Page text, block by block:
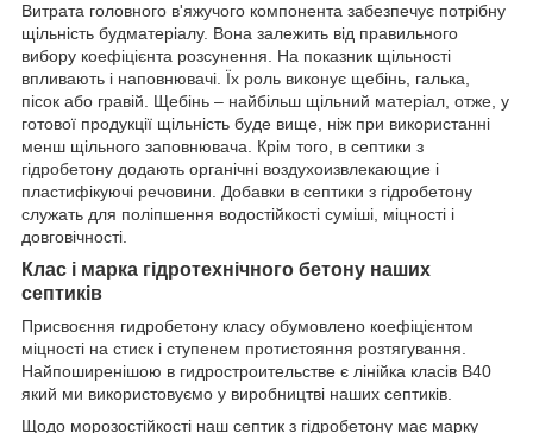
Витрата головного в'яжучого компонента забезпечує потрібну
щільність будматеріалу. Вона залежить від правильного
вибору коефіцієнта розсунення. На показник щільності
впливають і наповнювачі. Їх роль виконує щебінь, галька,
пісок або гравій. Щебінь – найбільш щільний матеріал, отже, у
готової продукції щільність буде вище, ніж при використанні
менш щільного заповнювача. Крім того, в септики з
гідробетону додають органічні воздухоизвлекающие і
пластифікуючі речовини. Добавки в септики з гідробетону
служать для поліпшення водостійкості суміші, міцності і
довговічності.
Клас і марка гідротехнічного бетону наших
септиків
Присвоєння гидробетону класу обумовлено коефіцієнтом
міцності на стиск і ступенем протистояння розтягування.
Найпоширенішою в гидростроительстве є лінійка класів В40
який ми використовуємо у виробництві наших септиків.
Щодо морозостійкості наш септик з гідробетону має марку